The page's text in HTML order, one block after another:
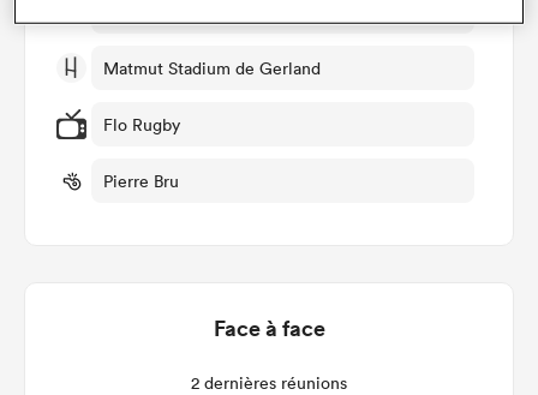
Matmut Stadium de Gerland
Flo Rugby
Pierre Bru
Face à face
2 dernières réunions